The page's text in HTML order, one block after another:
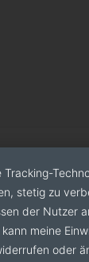
stetig zu
der Nutzer
meine
oder